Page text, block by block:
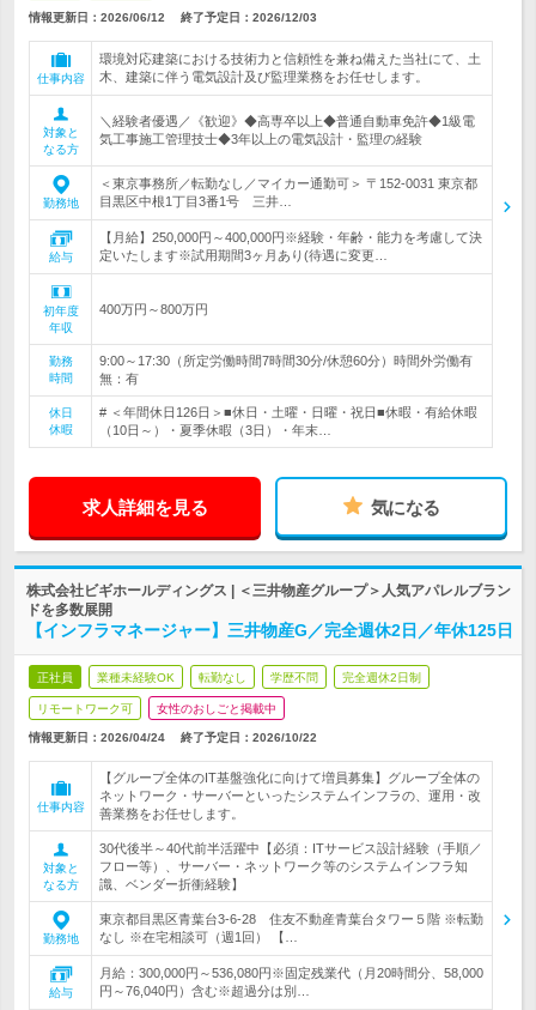
情報更新日：2026/06/12 終了予定日： 2026/12/03
仕事内容
環境対応建築における技術力と信頼性を兼ね備えた当社にて、土
木、建築に伴う電気設計及び監理業務をお任せします。
対象と
なる方
＼経験者優遇／《歓迎》◆高専卒以上◆普通自動車免許◆1級電
気工事施工管理技士◆3年以上の電気設計・監理の経験
勤務地
＜東京事務所／転勤なし／マイカー通勤可＞ 〒152-0031 東京都
目黒区中根1丁目3番1号 三井…
給与
【月給】250,000円～400,000円※経験・年齢・能力を考慮して決
定いたします※試用期間3ヶ月あり(待遇に変更…
初年度
年収
400万円～800万円
勤務
時間
9:00～17:30（所定労働時間7時間30分/休憩60分）時間外労働有
無：有
休日
休暇
# ＜年間休日126日＞■休日・土曜・日曜・祝日■休暇・有給休暇
（10日～）・夏季休暇（3日）・年末…
求人詳細を見る 気になる
株式会社ビギホールディングス | ＜三井物産グループ＞人気アパレルブラン
ドを多数展開
【インフラマネージャー】三井物産G／完全週休2日／年休125日
正社員 業種未経験OK 転勤なし 学歴不問 完全週休2日制
リモートワーク可 女性のおしごと掲載中
情報更新日：2026/04/24 終了予定日： 2026/10/22
仕事内容
【グループ全体のIT基盤強化に向けて増員募集】グループ全体の
ネットワーク・サーバーといったシステムインフラの、運用・改
善業務をお任せします。
対象と
なる方
30代後半～40代前半活躍中【必須：ITサービス設計経験（手順／
フロー等）、サーバー・ネットワーク等のシステムインフラ知
識、ベンダー折衝経験】
勤務地
東京都目黒区青葉台3-6-28 住友不動産青葉台タワー５階 ※転勤
なし ※在宅相談可（週1回） 【…
給与
月給：300,000円～536,080円※固定残業代（月20時間分、58,000
円～76,040円）含む※超過分は別…